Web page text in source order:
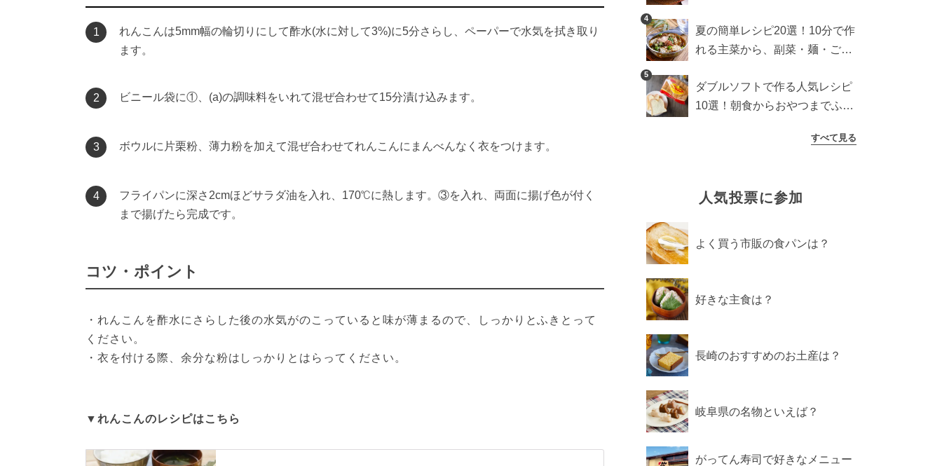
1
れんこんは5mm幅の輪切りにして酢水(水に対して3%)に5分さらし、ペーパーで水気を拭き取り
ます。
2 ビニール袋に①、(a)の調味料をいれて混ぜ合わせて15分漬け込みます。
3 ボウルに片栗粉、薄力粉を加えて混ぜ合わせてれんこんにまんべんなく衣をつけます。
4
フライパンに深さ2cmほどサラダ油を入れ、170℃に熱します。③を入れ、両面に揚げ色が付く
まで揚げたら完成です。
コツ・ポイント
・れんこんを酢水にさらした後の水気がのこっていると味が薄まるので、しっかりとふきとって
ください。
・衣を付ける際、余分な粉はしっかりとはらってください。
▼れんこんのレシピはこちら
4
夏の簡単レシピ20選！10分で作
れる主菜から、副菜・麺・ごは
5
ダブルソフトで作る人気レシピ
10選！朝食からおやつまでふん
すべて見る
人気投票に参加
よく買う市販の食パンは？
好きな主食は？
長崎のおすすめのお土産は？
岐阜県の名物といえば？
がってん寿司で好きなメニュー